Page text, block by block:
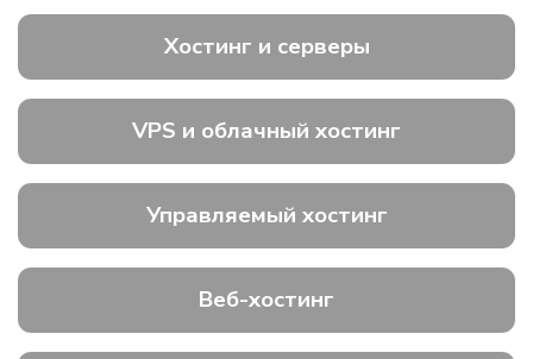
Хостинг и серверы
VPS и облачный хостинг
Управляемый хостинг
Веб-хостинг